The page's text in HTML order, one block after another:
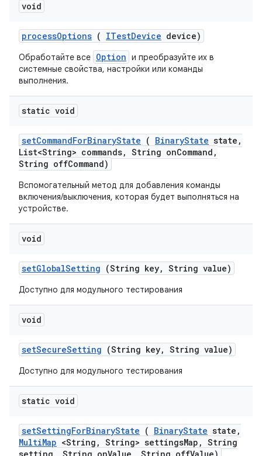
void
processOptions ( ITestDevice device)
Обработайте все Option и преобразуйте их в
системные свойства, настройки или команды
выполнения.
static void
setCommandForBinaryState ( BinaryState state ,
List<String> commands, String onCommand ,
String offCommand)
Вспомогательный метод для добавления команды
включения/выключения, которая будет выполняться на
устройстве.
void
setGlobalSetting (String key, String value)
Доступно для модульного тестирования
void
setSecureSetting (String key, String value)
Доступно для модульного тестирования
static void
setSettingForBinaryState ( BinaryState state ,
MultiMap <String , String> settingsMap , String